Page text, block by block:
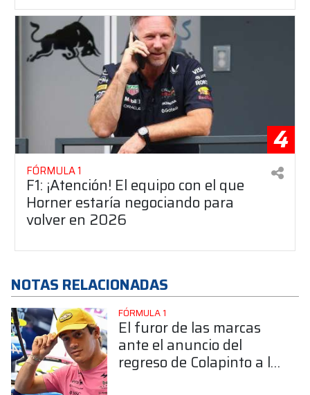
4
FÓRMULA 1
F1: ¡Atención! El equipo con el que
Horner estaría negociando para
volver en 2026
NOTAS RELACIONADAS
FÓRMULA 1
El furor de las marcas
ante el anuncio del
regreso de Colapinto a la